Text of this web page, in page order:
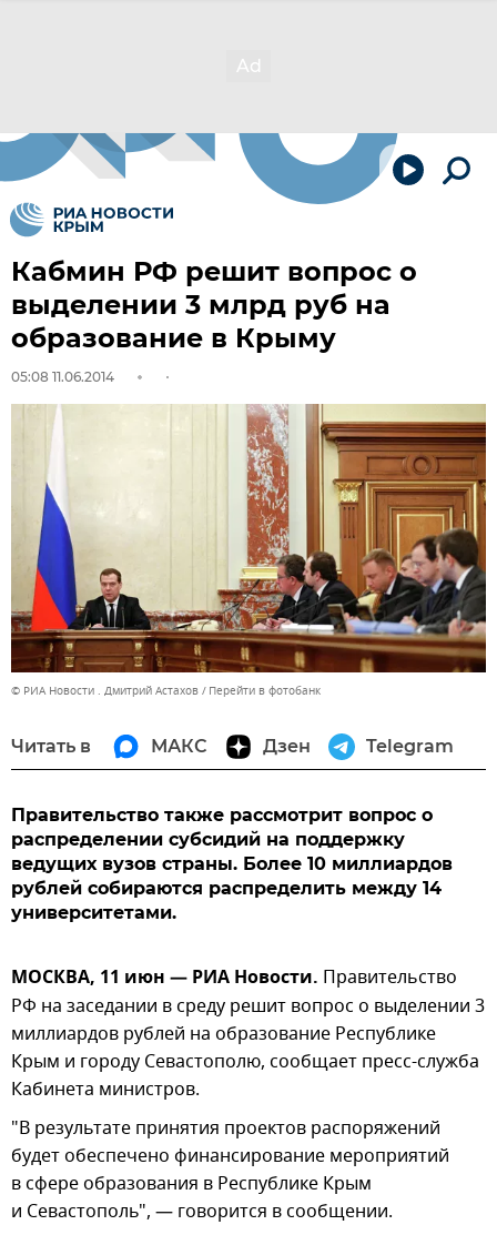
Кабмин РФ решит вопрос о
выделении 3 млрд руб на
образование в Крыму
05:08 11.06.2014
© РИА Новости . Дмитрий Астахов Перейти в фотобанк
Читать в МАКС Дзен Telegram
Правительство также рассмотрит вопрос о
распределении субсидий на поддержку
ведущих вузов страны. Более 10 миллиардов
рублей собираются распределить между 14
университетами.
МОСКВА, 11 июн — РИА Новости. Правительство
РФ на заседании в среду решит вопрос о выделении 3
миллиардов рублей на образование Республике
Крым и городу Севастополю, сообщает пресс-служба
Кабинета министров.
"В результате принятия проектов распоряжений
будет обеспечено финансирование мероприятий
в сфере образования в Республике Крым
и Севастополь", — говорится в сообщении.